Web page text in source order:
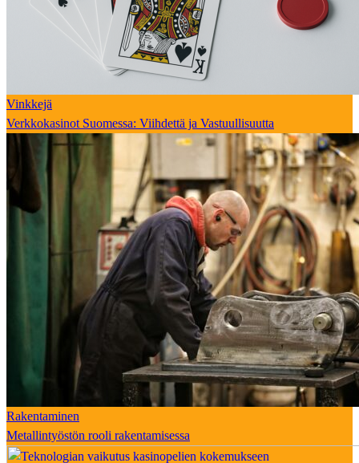
Vinkkejä
Verkkokasinot Suomessa: Viihdettä ja Vastuullisuutta
Rakentaminen
Metallintyöstön rooli rakentamisessa